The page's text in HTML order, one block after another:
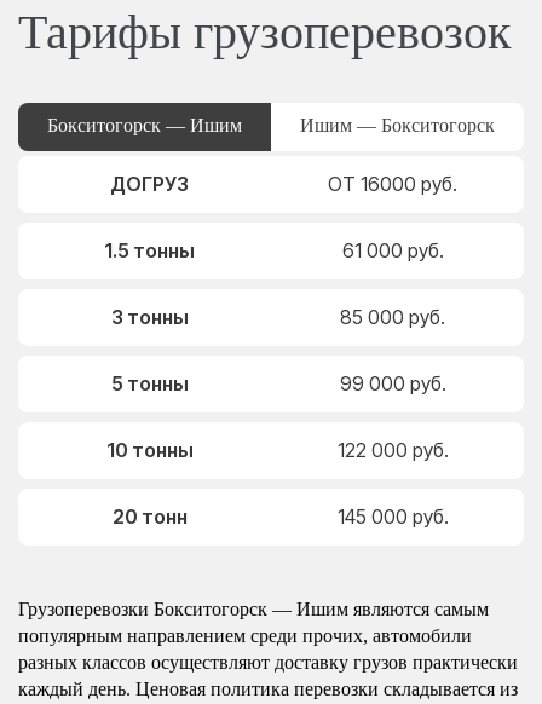
Тарифы грузоперевозок
Бокситогорск — Ишим Ишим — Бокситогорск
ДОГРУЗ ОТ 16000 руб.
1.5 тонны 61 000 руб.
3 тонны 85 000 руб.
5 тонны 99 000 руб.
10 тонны 122 000 руб.
20 тонн 145 000 руб.
Грузоперевозки Бокситогорск — Ишим являются самым
популярным направлением среди прочих, автомобили
разных классов осуществляют доставку грузов практически
каждый день. Ценовая политика перевозки складывается из